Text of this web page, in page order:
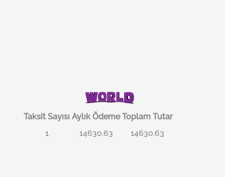
Taksit Sayısı Aylık Ödeme Toplam Tutar
1
14630.63 14630.63